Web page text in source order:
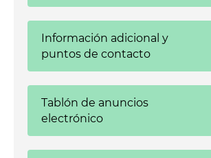
Información adicional y
puntos de contacto
Tablón de anuncios
electrónico